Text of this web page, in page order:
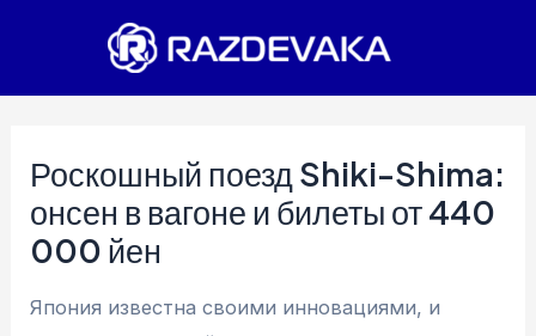
Роскошный поезд Shiki-Shima:
онсен в вагоне и билеты от 440
000 йен
Япония известна своими инновациями, и